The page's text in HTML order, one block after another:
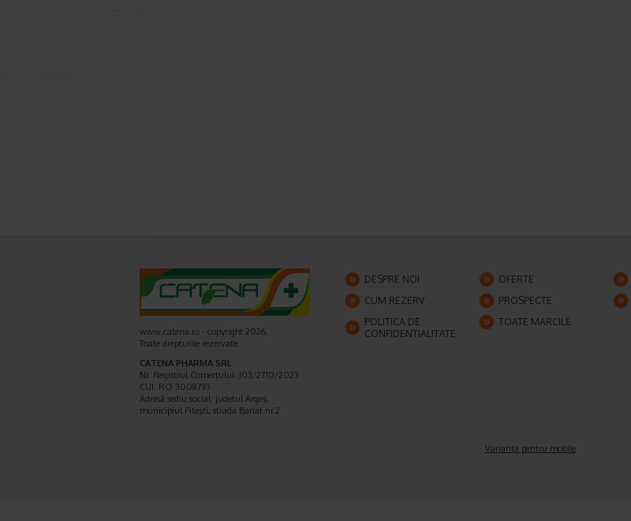
www.catena.ro - copyright 2026,
Toate drepturile rezervate
CATENA PHARMA SRL
Nr. Registrul Comerţului: J03/2710/2023
CUI: RO 3008793
Adresă sediu social: judetul Argeş,
municipiul Piteşti, strada Banat nr.2
DESPRE NOI OFERTE
CUM REZERV
PROSPECTE
POLITICA DE
CONFIDENTIALITATE
TOATE MARCILE
Varianta pentru mobile